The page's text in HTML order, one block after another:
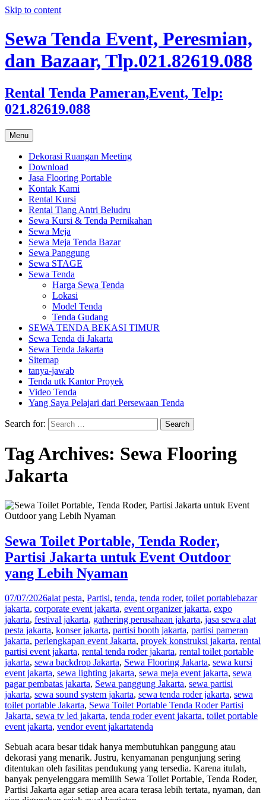
Skip to content
Sewa Tenda Event, Peresmian,
dan Bazaar, Tlp.021.82619.088
Rental Tenda Pameran,Event, Telp:
021.82619.088
Menu
Dekorasi Ruangan Meeting
Download
Jasa Flooring Portable
Kontak Kami
Rental Kursi
Rental Tiang Antri Beludru
Sewa Kursi & Tenda Pernikahan
Sewa Meja
Sewa Meja Tenda Bazar
Sewa Panggung
Sewa STAGE
Sewa Tenda
Harga Sewa Tenda
Lokasi
Model Tenda
Tenda Gudang
SEWA TENDA BEKASI TIMUR
Sewa Tenda di Jakarta
Sewa Tenda Jakarta
Sitemap
tanya-jawab
Tenda utk Kantor Proyek
Video Tenda
Yang Saya Pelajari dari Persewaan Tenda
Search for:
Tag Archives: Sewa Flooring
Jakarta
Sewa Toilet Portable, Tenda Roder,
Partisi Jakarta untuk Event Outdoor
yang Lebih Nyaman
07/07/2026alat pesta, Partisi, tenda, tenda roder, toilet portablebazar
jakarta, corporate event jakarta, event organizer jakarta, expo
jakarta, festival jakarta, gathering perusahaan jakarta, jasa sewa alat
pesta jakarta, konser jakarta, partisi booth jakarta, partisi pameran
jakarta, perlengkapan event Jakarta, proyek konstruksi jakarta, rental
partisi event jakarta, rental tenda roder jakarta, rental toilet portable
jakarta, sewa backdrop Jakarta, Sewa Flooring Jakarta, sewa kursi
event jakarta, sewa lighting jakarta, sewa meja event jakarta, sewa
pagar pembatas jakarta, Sewa panggung Jakarta, sewa partisi
jakarta, sewa sound system jakarta, sewa tenda roder jakarta, sewa
toilet portable Jakarta, Sewa Toilet Portable Tenda Roder Partisi
Jakarta, sewa tv led jakarta, tenda roder event jakarta, toilet portable
event jakarta, vendor event jakartatenda
Sebuah acara besar tidak hanya membutuhkan panggung atau
dekorasi yang menarik. Justru, kenyamanan pengunjung sering
ditentukan oleh fasilitas pendukung yang tersedia. Karena itulah,
banyak penyelenggara memilih Sewa Toilet Portable, Tenda Roder,
Partisi Jakarta agar setiap area acara terasa lebih tertata, nyaman, dan